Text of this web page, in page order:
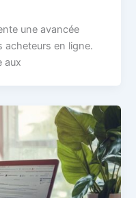
une avancée
acheteurs en ligne.
aux